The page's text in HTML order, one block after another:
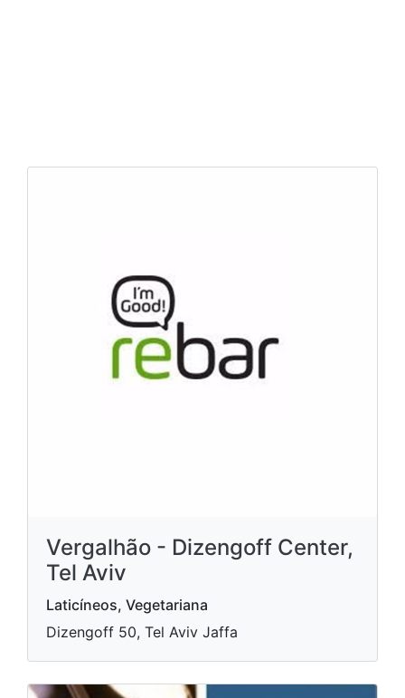
Vergalhão - Dizengoff Center,
Tel Aviv
Laticíneos, Vegetariana
Dizengoff 50, Tel Aviv Jaffa